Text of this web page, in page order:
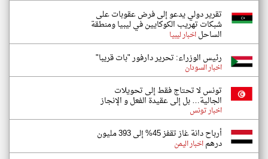
تقرير دولي يدعو إلى فرض عقوبات على
شبكات تهريب الكوكايين في ليبيا ومنطقة
الساحلاخبار ليبيا
رئيس الوزراء: تحرير دارفور "بات قريبا"
اخبار السودان
تونس لا تحتاج فقط إلى تحويلات
الجالية… بل إلى عقيدة الفعل و الإنجاز
اخبار تونس
أرباح دانة غاز تقفز 45% إلى 393 مليون
درهماخبار اليمن